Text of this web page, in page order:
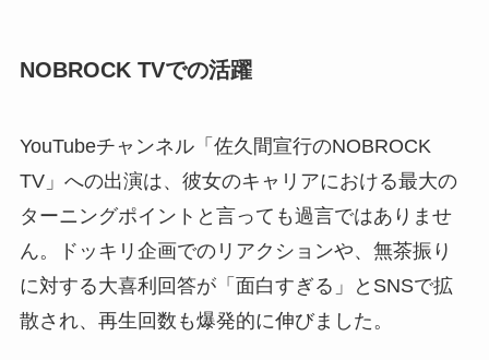
NOBROCK TVでの活躍
YouTubeチャンネル「佐久間宣行のNOBROCK
TV」への出演は、彼女のキャリアにおける最大の
ターニングポイントと言っても過言ではありませ
ん。ドッキリ企画でのリアクションや、無茶振り
に対する大喜利回答が「面白すぎる」とSNSで拡
散され、再生回数も爆発的に伸びました。